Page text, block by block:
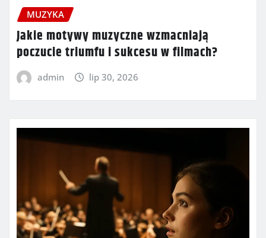
MUZYKA
Jakie motywy muzyczne wzmacniają
poczucie triumfu i sukcesu w filmach?
admin lip 30, 2026